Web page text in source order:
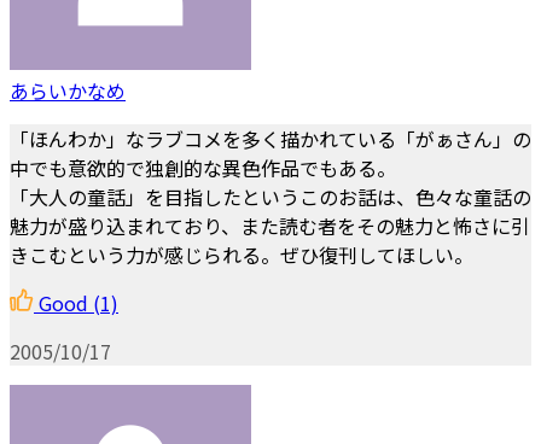
あらいかなめ
「ほんわか」なラブコメを多く描かれている「がぁさん」の
中でも意欲的で独創的な異色作品でもある。
「大人の童話」を目指したというこのお話は、色々な童話の
魅力が盛り込まれており、また読む者をその魅力と怖さに引
きこむという力が感じられる。ぜひ復刊してほしい。
Good (1)
2005/10/17